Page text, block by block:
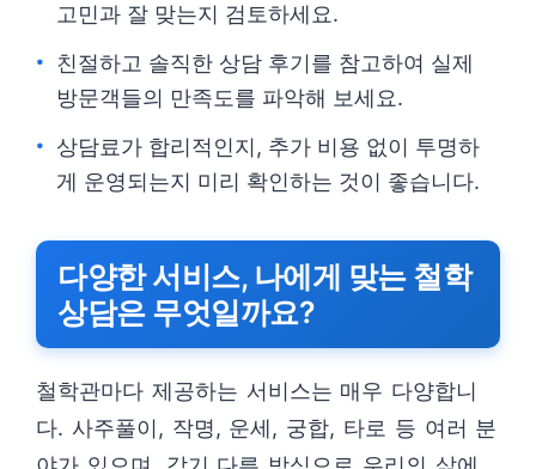
고민과 잘 맞는지 검토하세요.
친절하고 솔직한 상담 후기를 참고하여 실제
방문객들의 만족도를 파악해 보세요.
상담료가 합리적인지, 추가 비용 없이 투명하
게 운영되는지 미리 확인하는 것이 좋습니다.
다양한 서비스, 나에게 맞는 철학
상담은 무엇일까요?
철학관마다 제공하는 서비스는 매우 다양합니
다. 사주풀이, 작명, 운세, 궁합, 타로 등 여러 분